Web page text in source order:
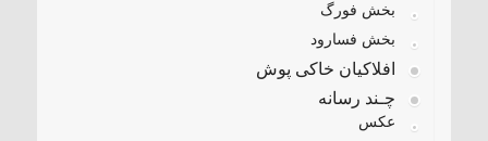
بخش فورگ
بخش فسارود
افلاکیان خاکی پوش
چـند رسانه
عکس